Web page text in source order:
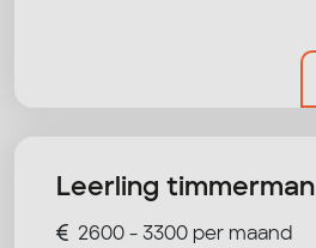
Leerling timmerman
2600 - 3300 per maand